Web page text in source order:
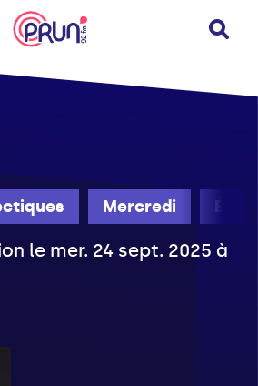
Mercredi Été
le mer. 24 sept. 2025 à